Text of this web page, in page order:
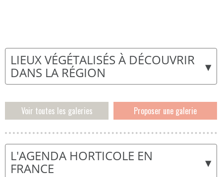
▾
LIEUX VÉGÉTALISÉS À DÉCOUVRIR
DANS LA RÉGION
Voir toutes les galeries Proposer une galerie
▾
L'AGENDA HORTICOLE EN
FRANCE